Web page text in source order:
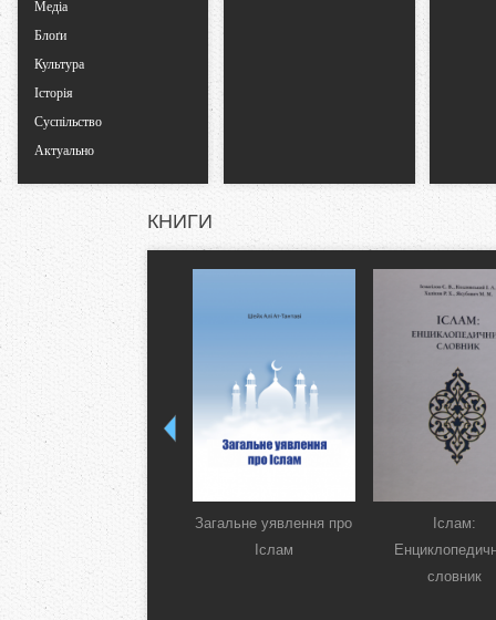
Медіа
Блоґи
Культура
Історія
Суспільство
Актуально
КНИГИ
Загальне уявлення про
Іслам
Іслам:
словник